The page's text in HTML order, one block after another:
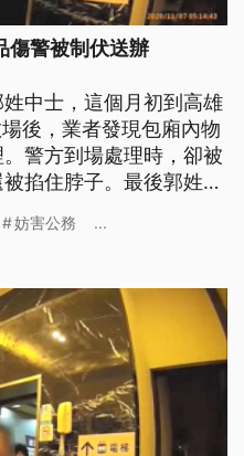
傷警被制伏送辦
中士，這個月初到高雄
後，業者發現包廂內物
警方到場處理時，卻被
掐住脖子。最後郭姓中
秉持留優汰劣原則，如
，這名24歲的郭姓現役
妨害公務 ...